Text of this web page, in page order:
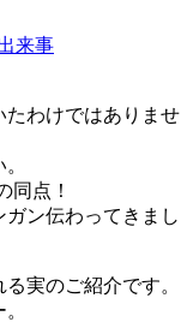
来事
たわけではありませ
同点！
ン伝わってきまし
実のご紹介です。